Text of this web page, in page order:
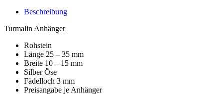
Beschreibung
Turmalin Anhänger
Rohstein
Länge 25 – 35 mm
Breite 10 – 15 mm
Silber Öse
Fädelloch 3 mm
Preisangabe je Anhänger